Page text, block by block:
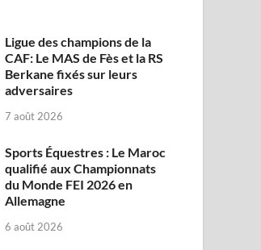
Ligue des champions de la
CAF: Le MAS de Fès et la RS
Berkane fixés sur leurs
adversaires
7 août 2026
Sports Équestres : Le Maroc
qualifié aux Championnats
du Monde FEI 2026 en
Allemagne
6 août 2026